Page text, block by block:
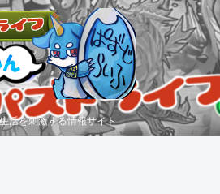
活を刺激する情報サイト